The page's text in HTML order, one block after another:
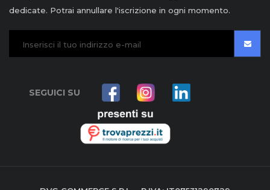
dedicate. Potrai annullare l'iscrizione in ogni momento.
SEGUICI SU